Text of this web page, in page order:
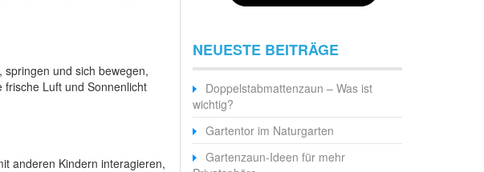
und sich bewegen,
Luft und Sonnenlicht
anderen Kindern interagieren,
NEUESTE BEITRÄGE
Doppelstabmattenzaun – Was ist
wichtig?
Gartentor im Naturgarten
Gartenzaun-Ideen für mehr